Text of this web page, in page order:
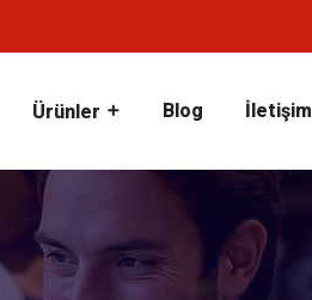
Ürünler Blog İletişim